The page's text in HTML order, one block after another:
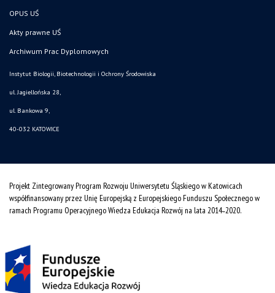
OPUS UŚ
Akty prawne UŚ
Archiwum Prac Dyplomowych
Instytut Biologii, Biotechnologii i Ochrony Środowiska
ul. Jagiellońska 28,
ul. Bankowa 9,
40-032 KATOWICE
Projekt Zintegrowany Program Rozwoju Uniwersytetu Śląskiego w Katowicach
współfinansowany przez Unię Europejską z Europejskiego Funduszu Społecznego w
ramach Programu Operacyjnego Wiedza Edukacja Rozwój na lata 2014˗2020.